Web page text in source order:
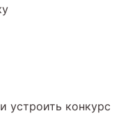
устроить конкурс